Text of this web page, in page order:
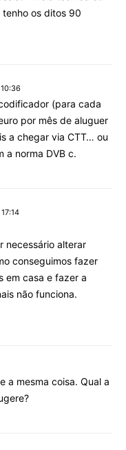
tenho os ditos 90
(para cada
por mês de aluguer
a chegar via CTT… ou
a norma DVB c.
necessário alterar
conseguimos fazer
em casa e fazer a
não funciona.
a mesma coisa. Qual a